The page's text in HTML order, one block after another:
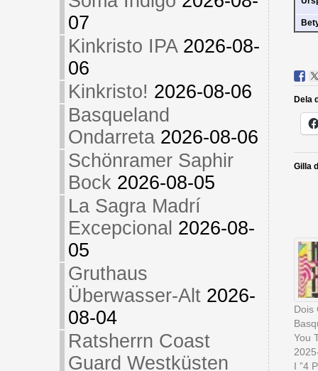
07
Kinkristo IPA 2026-08-
06
Kinkristo! 2026-08-06
Basqueland
Ondarreta 2026-08-06
Schönramer Saphir
Bock 2026-08-05
La Sagra Madrí
Excepcional 2026-08-
05
Gruthaus
Überwasser-Alt 2026-
08-04
Ratsherrn Coast
Guard Westküsten
Dela
Gilla
Dois
You
I ”4